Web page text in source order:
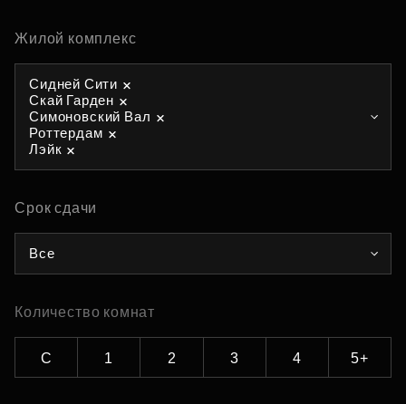
Жилой комплекс
Сидней Сити
Скай Гарден
Симоновский Вал
Роттердам
Лэйк
Срок сдачи
Все
Количество комнат
С 1 2 3 4 5+